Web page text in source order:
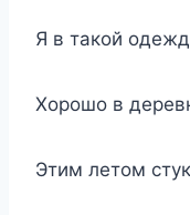
Я в такой
Хорошо в
Этим летом